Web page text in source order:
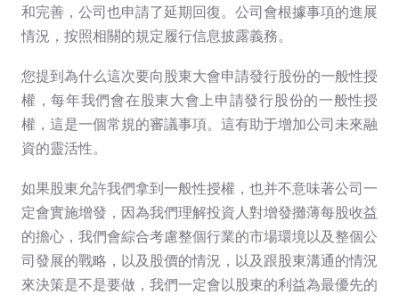
和完善，公司也申請了延期回復。公司會根據事項的進展
情況，按照相關的規定履行信息披露義務。
您提到為什么這次要向股東大會申請發行股份的一般性授
權，每年我們會在股東大會上申請發行股份的一般性授
權，這是一個常規的審議事項。這有助于增加公司未來融
資的靈活性。
如果股東允許我們拿到一般性授權，也并不意味著公司一
定會實施增發，因為我們理解投資人對增發攤薄每股收益
的擔心，我們會綜合考慮整個行業的市場環境以及整個公
司發展的戰略，以及股價的情況，以及跟股東溝通的情況
來決策是不是要做，我們一定會以股東的利益為最優先的